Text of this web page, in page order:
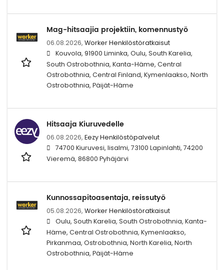
Mag-hitsaajia projektiin, komennustyö
06.08.2026, Worker Henkilöstöratkaisut
Kouvola, 91900 Liminka, Oulu, South Karelia,
South Ostrobothnia, Kanta-Häme, Central
Ostrobothnia, Central Finland, Kymenlaakso, North
Ostrobothnia, Päijät-Häme
Hitsaaja Kiuruvedelle
06.08.2026, Eezy Henkilöstöpalvelut
74700 Kiuruvesi, Iisalmi, 73100 Lapinlahti, 74200
Vieremä, 86800 Pyhäjärvi
Kunnossapitoasentaja, reissutyö
05.08.2026, Worker Henkilöstöratkaisut
Oulu, South Karelia, South Ostrobothnia, Kanta-
Häme, Central Ostrobothnia, Kymenlaakso,
Pirkanmaa, Ostrobothnia, North Karelia, North
Ostrobothnia, Päijät-Häme